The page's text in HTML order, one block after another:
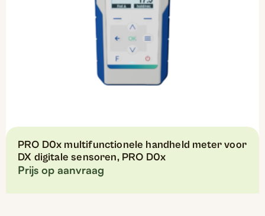
PRO D0x multifunctionele handheld meter voor
DX digitale sensoren, PRO D0x
Prijs op aanvraag